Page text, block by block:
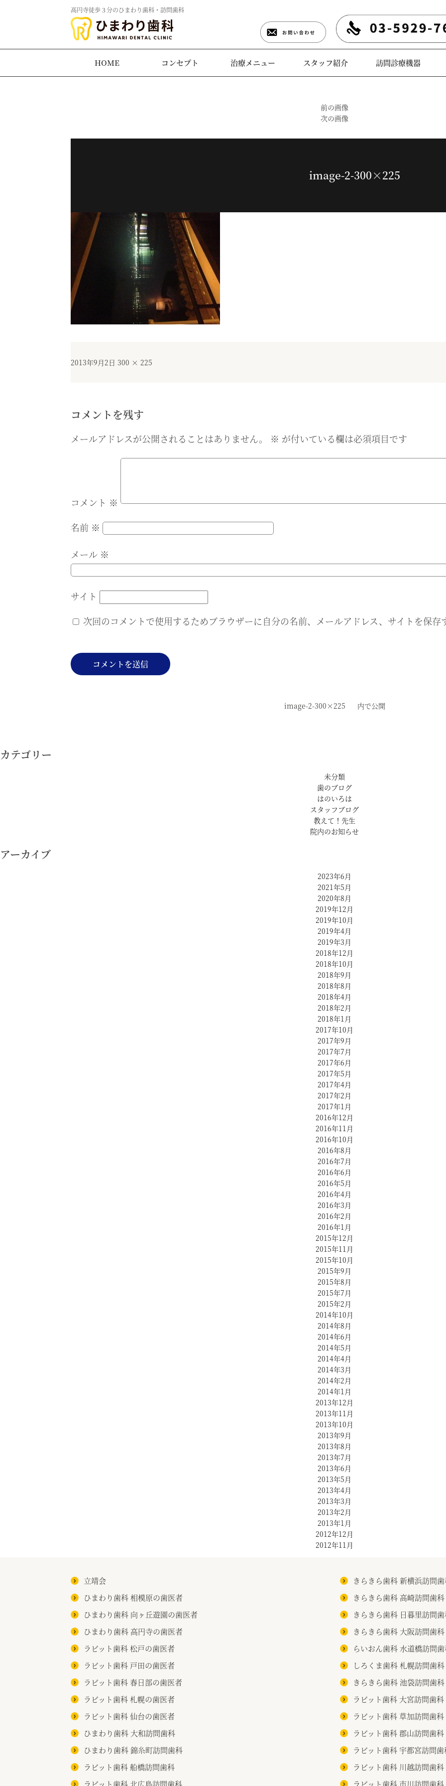
高円寺徒歩３分のひまわり歯科・訪問歯科
HOME コンセプト 治療メニュー スタッフ紹介 訪問診療機器
前の画像
次の画像
image-2-300×225
投
2013年9月2日 フ
300 × 225
コメントを残す
メールアドレスが公開されることはありません。 ※ が付いている欄は必須項目です
コメント ※
名前 ※
メール ※
サイト
次回のコメントで使用するためブラウザーに自分の名前、メールアドレス、サイトを保存
image-2-300×225 内で公開
カテゴリー
未分類
歯のブログ
はのいろは
スタッフブログ
教えて！先生
院内のお知らせ
アーカイブ
2023年6月
2021年5月
2020年8月
2019年12月
2019年10月
2019年4月
2019年3月
2018年12月
2018年10月
2018年9月
2018年8月
2018年4月
2018年2月
2018年1月
2017年10月
2017年9月
2017年7月
2017年6月
2017年5月
2017年4月
2017年2月
2017年1月
2016年12月
2016年11月
2016年10月
2016年8月
2016年7月
2016年6月
2016年5月
2016年4月
2016年3月
2016年2月
2016年1月
2015年12月
2015年11月
2015年10月
2015年9月
2015年8月
2015年7月
2015年2月
2014年10月
2014年8月
2014年6月
2014年5月
2014年4月
2014年3月
2014年2月
2014年1月
2013年12月
2013年11月
2013年10月
2013年9月
2013年8月
2013年7月
2013年6月
2013年5月
2013年4月
2013年3月
2013年2月
2013年1月
2012年12月
2012年11月
立靖会
ひまわり歯科 相模原の歯医者
ひまわり歯科 向ヶ丘遊園の歯医者
ひまわり歯科 高円寺の歯医者
ラビット歯科 松戸の歯医者
ラビット歯科 戸田の歯医者
ラビット歯科 春日部の歯医者
ラビット歯科 札幌の歯医者
ラビット歯科 仙台の歯医者
ひまわり歯科 大和訪問歯科
ひまわり歯科 錦糸町訪問歯科
ラビット歯科 船橋訪問歯科
ラビット歯科 北広島訪問歯科
きらきら歯科 新横浜訪問
きらきら歯科 高崎訪問歯科
きらきら歯科 日暮里訪問
きらきら歯科 大阪訪問歯科
らいおん歯科 水道橋訪問
しろくま歯科 札幌訪問歯科
きらきら歯科 池袋訪問歯科
ラビット歯科 大宮訪問歯科
ラビット歯科 草加訪問歯科
ラビット歯科 郡山訪問歯科
ラビット歯科 宇都宮訪問歯
ラビット歯科 川越訪問歯科
ラビット歯科 市川訪問歯科